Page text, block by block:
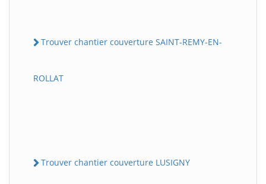
Trouver chantier couverture SAINT-REMY-EN-
ROLLAT
Trouver chantier couverture LUSIGNY